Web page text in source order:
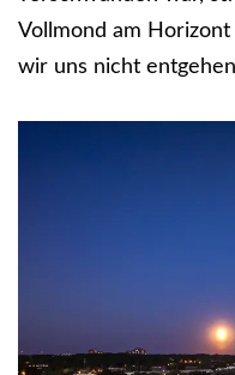
Vollmond am
wir uns nicht